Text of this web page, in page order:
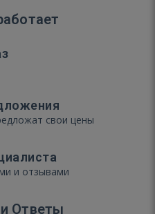
свои цены
и отзывами
Ответы